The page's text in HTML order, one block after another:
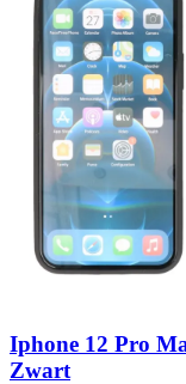
Iphone 12 Pro
Zwart